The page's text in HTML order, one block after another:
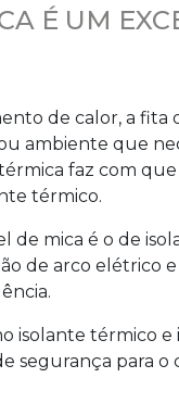
É UM
de calor, a fita
ambiente que
faz com que
térmico.
de mica é o de
de arco elétrico
isolante térmico e
segurança para o